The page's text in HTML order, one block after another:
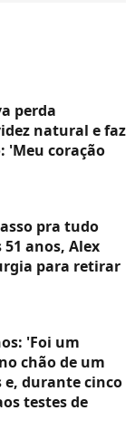
perda
natural e faz
'Meu coração
pra tudo
anos, Alex
para retirar
'Foi um
chão de um
durante cinco
testes de